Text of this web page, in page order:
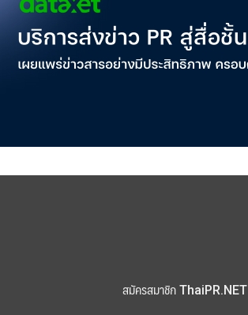
สมัครสมาชิก ThaiPR.NET